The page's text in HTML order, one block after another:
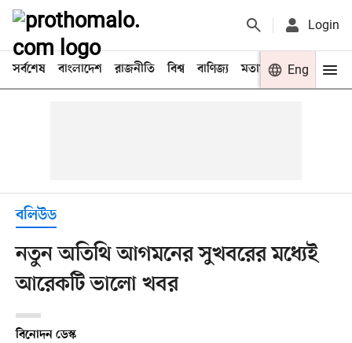
Login
সর্বশেষ বাংলাদেশ রাজনীতি বিশ্ব বাণিজ্য মতামত খেলা
Eng
বলিউড
নতুন অতিথি আগমনের সুখবরের মধ্যেই
আরেকটি ভালো খবর
বিনোদন ডেস্ক